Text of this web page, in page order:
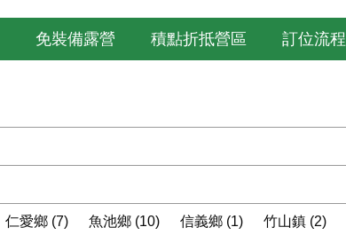
免裝備露營 積點折抵營區 訂位流程
仁愛鄉 (7) 魚池鄉 (10) 信義鄉 (1) 竹山鎮 (2)